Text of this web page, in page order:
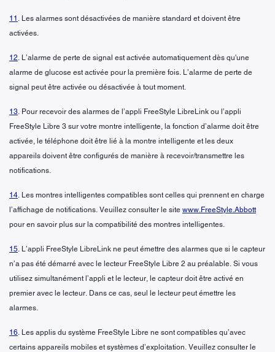
11 . Les alarmes sont désactivées de manière standard et doivent être
activées.
12. L’alarme de perte de signal est activée automatiquement dès qu'une
alarme de glucose est activée pour la première fois. L’alarme de perte de
signal peut être activée ou désactivée à tout moment.
13. Pour recevoir des alarmes de l’appli FreeStyle LibreLink ou l’appli
FreeStyle Libre 3 sur votre montre intelligente, la fonction d’alarme doit être
activée, le téléphone doit être lié à la montre intelligente et les deux
appareils doivent être configurés de manière à recevoir/transmettre les
notifications.
14. Les montres intelligentes compatibles sont celles qui prennent en charge
l’affichage de notifications. Veuillez consulter le site www.FreeStyle.Abbott
pour en savoir plus sur la compatibilité des montres intelligentes.
15. L’appli FreeStyle LibreLink ne peut émettre des alarmes que si le capteur
n’a pas été démarré avec le lecteur FreeStyle Libre 2 au préalable. Si vous
utilisez simultanément l’appli et le lecteur, le capteur doit être activé en
premier avec le lecteur. Dans ce cas, seul le lecteur peut émettre les
alarmes.
16. Les applis du système FreeStyle Libre ne sont compatibles qu’avec
certains appareils mobiles et systèmes d’exploitation. Veuillez consulter le